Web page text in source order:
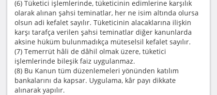
(6) Tüketici işlemlerinde, tüketicinin edimlerine karşılık
olarak alınan şahsi teminatlar, her ne isim altında olursa
olsun adi kefalet sayılır. Tüketicinin alacaklarına ilişkin
karşı tarafça verilen şahsi teminatlar diğer kanunlarda
aksine hüküm bulunmadıkça müteselsil kefalet sayılır.
(7) Temerrüt hâli de dâhil olmak üzere, tüketici
işlemlerinde bileşik faiz uygulanmaz.
(8) Bu Kanun tüm düzenlemeleri yönünden katılım
bankalarını da kapsar. Uygulama, kâr payı dikkate
alınarak yapılır.